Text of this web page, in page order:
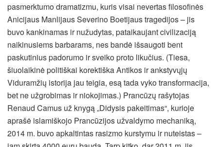
pasmerktumo dramatizmu, kuris visai nevertas filosofinės
Anicijaus Manlijaus Severino Boetijaus tragedijos – jis
buvo kankinamas ir nužudytas, pataikaujant civilizaciją
naikinusiems barbarams, nes bandė išsaugoti bent
paskutinius padorumo ir sveiko proto likučius. (Tiesa,
šiuolaikinė politiškai korektiška Antikos ir ankstyvųjų
Viduramžių istorija jau teigia, esą tada vyko transformacija,
bet ne užgrobimas ir niokojimas.) Prancūzų rašytojas
Renaud Camus už knygą „Didysis pakeitimas“, kurioje
aprašė islamiškojo Prancūzijos užvaldymo mechaniką,
2014 m. buvo apkaltintas rasizmo kurstymu ir nuteistas –